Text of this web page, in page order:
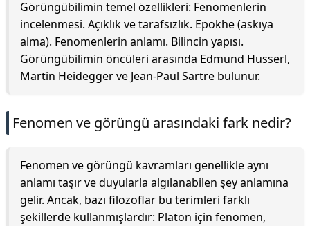
Görüngübilimin temel özellikleri: Fenomenlerin
incelenmesi. Açıklık ve tarafsızlık. Epokhe (askıya
alma). Fenomenlerin anlamı. Bilincin yapısı.
Görüngübilimin öncüleri arasında Edmund Husserl,
Martin Heidegger ve Jean-Paul Sartre bulunur.
Fenomen ve görüngü arasındaki fark nedir?
Fenomen ve görüngü kavramları genellikle aynı
anlamı taşır ve duyularla algılanabilen şey anlamına
gelir. Ancak, bazı filozoflar bu terimleri farklı
şekillerde kullanmışlardır: Platon için fenomen,